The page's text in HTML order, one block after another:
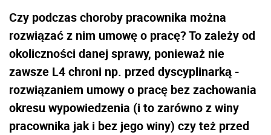
Czy podczas choroby pracownika można
rozwiązać z nim umowę o pracę? To zależy od
okoliczności danej sprawy, ponieważ nie
zawsze L4 chroni np. przed dyscyplinarką -
rozwiązaniem umowy o pracę bez zachowania
okresu wypowiedzenia (i to zarówno z winy
pracownika jak i bez jego winy) czy też przed